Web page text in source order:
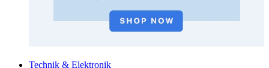
Technik & Elektronik